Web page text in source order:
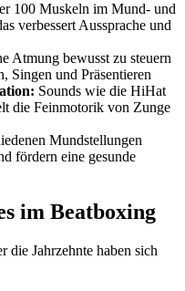
100 Muskeln im Mund- und
verbessert Aussprache und
Atmung bewusst zu steuern
Singen und Präsentieren
Sounds wie die HiHat
die Feinmotorik von Zunge
Mundstellungen
fördern eine gesunde
im Beatboxing
Jahrzehnte haben sich